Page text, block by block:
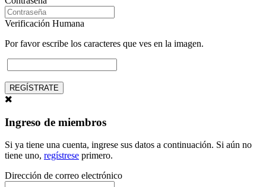
Verificación Humana
Por favor escribe los caracteres que ves en la imagen.
REGÍSTRATE
Ingreso de miembros
Si ya tiene una cuenta, ingrese sus datos a continuación. Si aún no
tiene uno, regístrese primero.
Dirección de correo electrónico